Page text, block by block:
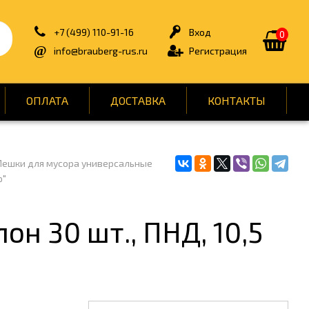
0
Вход
Регистрация
+7 (499) 110-91-16
info@brauberg-rus.ru
ОПЛАТА ДОСТАВКА КОНТАКТЫ
БЫТОВАЯ ТЕХНИКА
КАНЦТОВАРЫ
ОФИС
УПАКОВКА
для мусора универсальные
30 шт., ПНД, 10,5